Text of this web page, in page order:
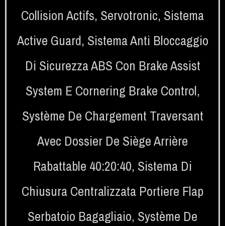
Collision Actifs, Servotronic, Sistema
Active Guard, Sistema Anti Bloccaggio
Di Sicurezza ABS Con Brake Assist
System E Cornering Brake Control,
Système De Chargement Traversant
Avec Dossier De Siège Arrière
Rabattable 40:20:40, Sistema Di
Chiusura Centralizzata Portiere Flap
Serbatoio Bagagliaio, Système De